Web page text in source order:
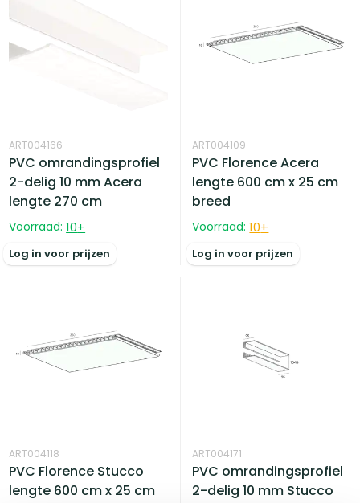
ART004166
PVC omrandingsprofiel
2-delig 10 mm Acera
lengte 270 cm
Voorraad: 10+
Log in voor prijzen
ART004109
PVC Florence Acera
lengte 600 cm x 25 cm
breed
Voorraad: 10+
Log in voor prijzen
ART004118
PVC Florence Stucco
lengte 600 cm x 25 cm
ART004171
PVC omrandingsprofiel
2-delig 10 mm Stucco